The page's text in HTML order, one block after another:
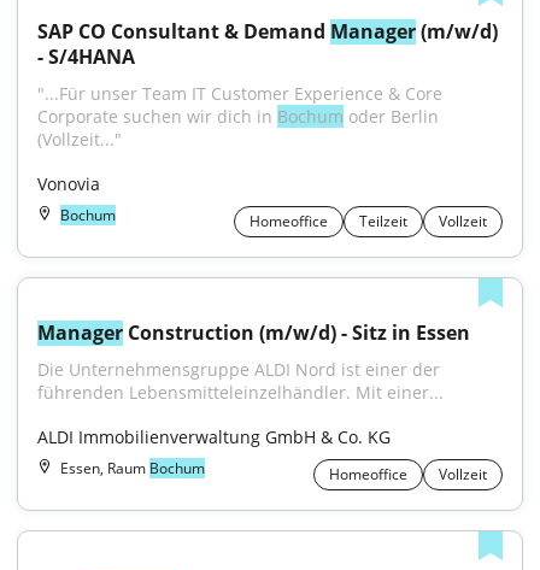
SAP CO Consultant & Demand Manager (m/w/d)
- S/4HANA
"...Für unser Team IT Customer Experience & Core
Corporate suchen wir dich in Bochum oder Berlin
(Vollzeit..."
Vonovia
Bochum Homeoffice Teilzeit Vollzeit
Manager Construction (m/w/d) - Sitz in Essen
Die Unternehmensgruppe ALDI Nord ist einer der
führenden Lebensmitteleinzelhändler. Mit einer...
ALDI Immobilienverwaltung GmbH & Co. KG
Essen, Raum Bochum Homeoffice Vollzeit